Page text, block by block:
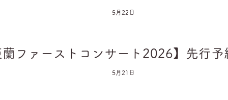
5月22日
蘭ファーストコンサート2026】先行予
20日開始！
5月21日